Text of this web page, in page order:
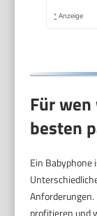
* Anzeige
Für
besten
Ein
profitieren und